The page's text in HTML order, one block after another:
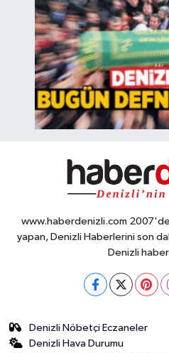
www.haberdenizli.com
yapan, Denizli Haberlerini son
Denizli
Denizli Nöbetçi Eczaneler
Denizli Hava Durumu